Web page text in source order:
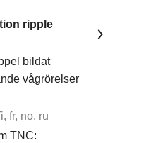
ripple
bildat
vågrörelser
fr, no, ru
TNC: